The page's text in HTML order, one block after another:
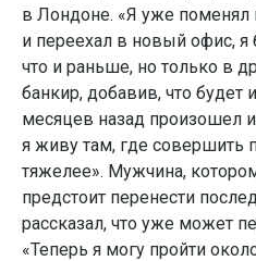
в Лондоне. «Я уже поменял
и переехал в новый офис, я
что и раньше, но только в
банкир, добавив, что будет
месяцев назад произошел
я живу там, где совершить
тяжелее». Мужчина,
предстоит перенести
рассказал, что уже может
«Теперь я могу пройти